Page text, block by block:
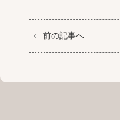
前の記事へ